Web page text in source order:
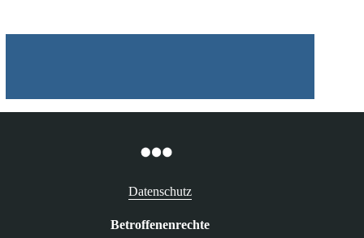
Datenschutz
Betroffenenrechte